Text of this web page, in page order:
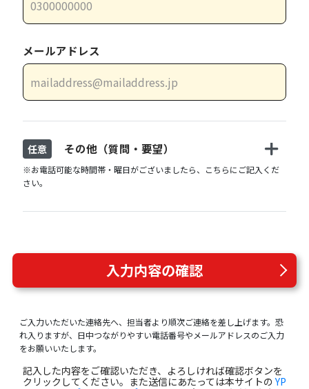
メールアドレス
任意 その他（質問・要望）
※お電話可能な時間帯・曜日がございましたら、こちらにご記入くだ
さい。
入力内容の確認
ご入力いただいた連絡先へ、担当者より順次ご連絡を差し上げます。恐
れ入りますが、日中つながりやすい電話番号やメールアドレスのご入力
をお願いいたします。
記入した内容をご確認いただき、よろしければ確認ボタンを
クリックしてください。また送信にあたっては本サイトのYP